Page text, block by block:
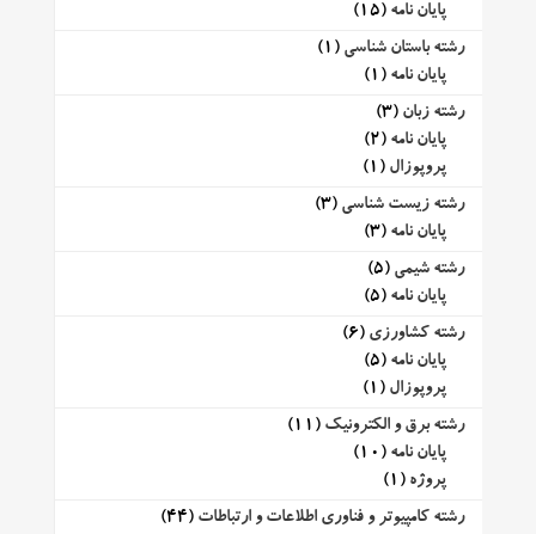
پایان نامه (15)
رشته باستان شناسی (1)
پایان نامه (1)
رشته زبان (3)
پایان نامه (2)
پروپوزال (1)
رشته زیست شناسی (3)
پایان نامه (3)
رشته شیمی (5)
پایان نامه (5)
رشته کشاورزی (6)
پایان نامه (5)
پروپوزال (1)
رشته برق و الکترونیک (11)
پایان نامه (10)
پروژه (1)
رشته کامپیوتر و فناوری اطلاعات و ارتباطات (44)